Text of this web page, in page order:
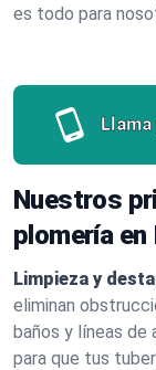
es todo para
Nuestros
plomería en
Limpieza y
eliminan
baños y líneas de
para que tus